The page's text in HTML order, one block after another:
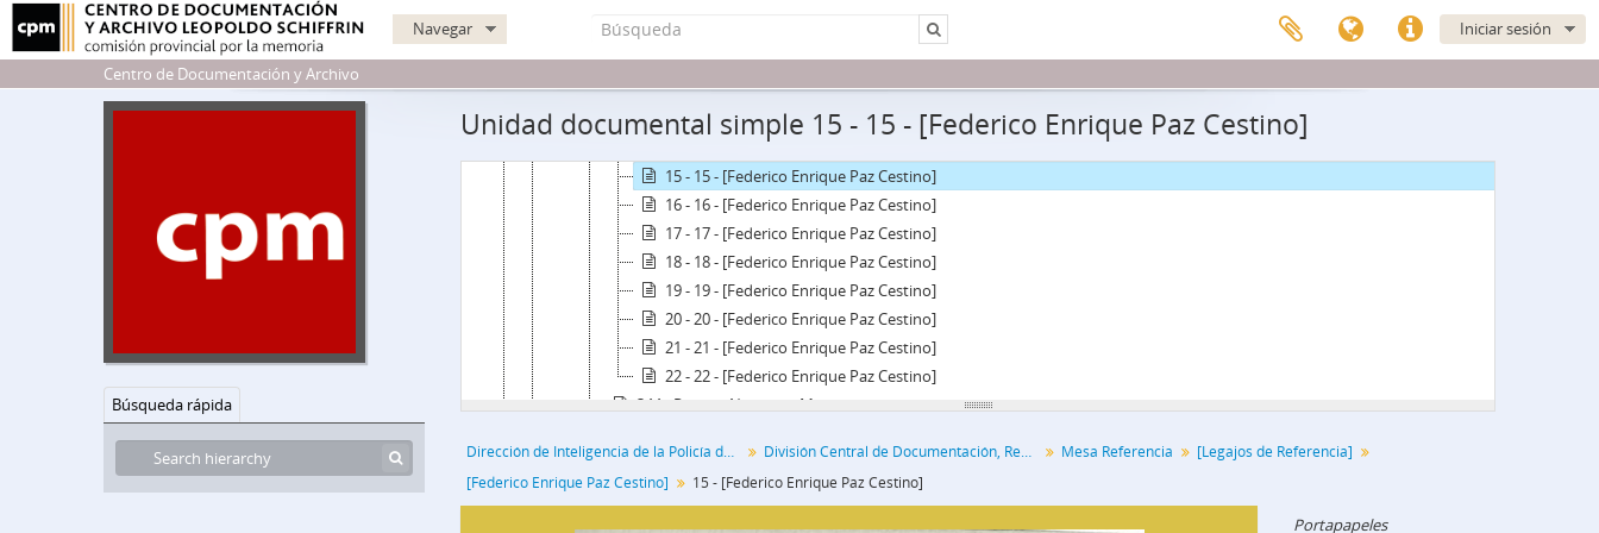
Iniciar sesión
Navegar
Centro de Documentación y Archivo
Búsqueda rápida
Unidad documental simple 15 - 15 - [Federico Enrique Paz Cestino]
8 - [Federico Enrique Paz Cestino]
11 - 11 - [Federico Enrique Paz Cestino]
12 - 12 - [Federico Enrique Paz Cestino]
13 - 13 - [Federico Enrique Paz Cestino]
14 - 14 - [Federico Enrique Paz Cestino]
15 - 15 - [Federico Enrique Paz Cestino]
16 - 16 - [Federico Enrique Paz Cestino]
17 - 17 - [Federico Enrique Paz Cestino]
18 - 18 - [Federico Enrique Paz Cestino]
19 - 19 - [Federico Enrique Paz Cestino]
20 - 20 - [Federico Enrique Paz Cestino]
21 - 21 - [Federico Enrique Paz Cestino]
22 - 22 - [Federico Enrique Paz Cestino]
344 - Rajneri, Norberto Mario
2629 - Cabo Armando
3901 - Cano, Roberto José María
Dirección de Inteligencia de la Policía de la Provincia de Buenos Aires División Central de Documentación, Registro y Archivo Mesa Referencia
[Legajos de Referencia]
[Federico Enrique Paz Cestino]
15 - [Federico Enrique Paz Cestino]
Portapapeles